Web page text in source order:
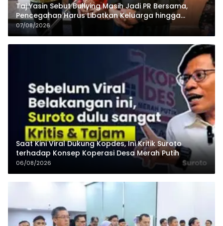
Taj Yasin Sebut Bullying Masih Jadi PR Bersama,
Pencegahan Harus Libatkan Keluarga hingga
Pesantren
07/08/2026
Saat Kini Viral Dukung Kopdes, Ini Kritik Suroto
terhadap Konsep Koperasi Desa Merah Putih
06/08/2026